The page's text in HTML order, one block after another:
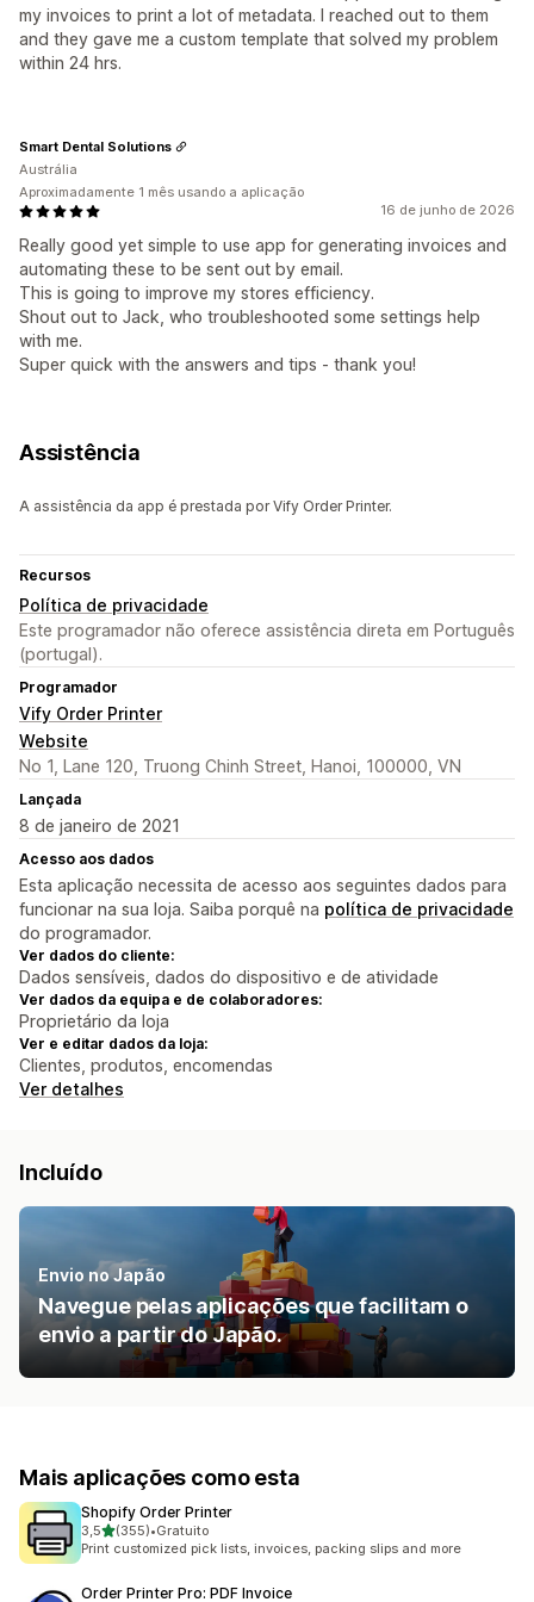
my invoices to print a lot of metadata. I reached out to them
and they gave me a custom template that solved my problem
within 24 hrs.
16 de junho de 2026
Really good yet simple to use app for generating invoices and
automating these to be sent out by email.
This is going to improve my stores efficiency.
Shout out to Jack, who troubleshooted some settings help
with me.
Super quick with the answers and tips - thank you!
Smart Dental Solutions
Austrália
Aproximadamente 1 mês usando a aplicação
Assistência
A assistência da app é prestada por Vify Order Printer.
Recursos
Política de privacidade
Este programador não oferece assistência direta em Português
(portugal).
Programador
Vify Order Printer
Website
No 1, Lane 120, Truong Chinh Street, Hanoi, 100000, VN
Lançada
8 de janeiro de 2021
Acesso aos dados
Esta aplicação necessita de acesso aos seguintes dados para
funcionar na sua loja. Saiba porquê na política de privacidade
do programador.
Ver dados do cliente:
Dados sensíveis, dados do dispositivo e de atividade
Ver dados da equipa e de colaboradores:
Proprietário da loja
Ver e editar dados da loja:
Clientes, produtos, encomendas
Ver detalhes
Incluído
Envio no Japão
Navegue pelas aplicações que facilitam o
envio a partir do Japão.
Mais aplicações como esta
Shopify Order Printer
3,5de 5 estrelas
(355)
355 total de avaliações
•Gratuito
Print customized pick lists, invoices, packing slips and more
Order Printer Pro: PDF Invoice